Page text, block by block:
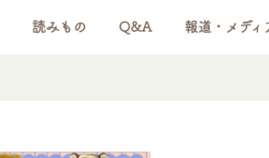
読みもの Q&A 報道・メディ